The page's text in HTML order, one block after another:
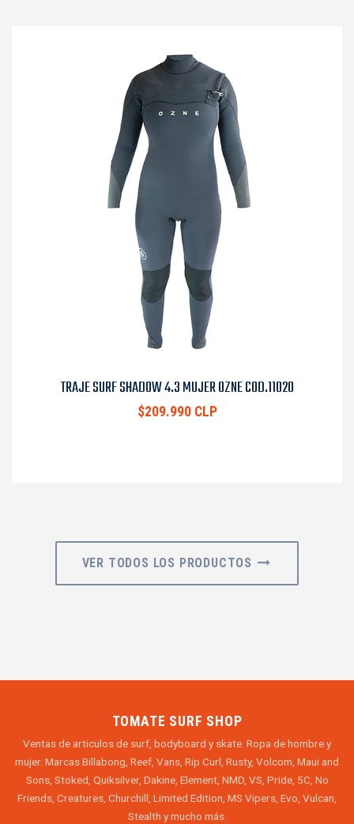
TRAJE SURF SHADOW 4.3 MUJER OZNE COD.11020
$209.990 CLP
VER TODOS LOS PRODUCTOS
TOMATE SURF SHOP
Ventas de articulos de surf, bodyboard y skate. Ropa de hombre y
mujer. Marcas Billabong, Reef, Vans, Rip Curl, Rusty, Volcom, Maui and
Sons, Stoked, Quiksilver, Dakine, Element, NMD, VS, Pride, 5C, No
Friends, Creatures, Churchill, Limited Edition, MS Vipers, Evo, Vulcan,
Stealth y mucho más.